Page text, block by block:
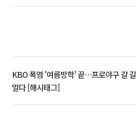
KBO 폭염 '여름방학' 끝…프로야구 갈 길
멀다 [해시태그]